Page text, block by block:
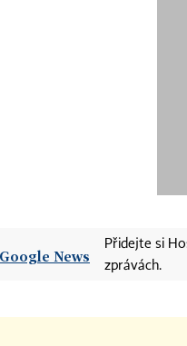
Přidejte si
zprávách.